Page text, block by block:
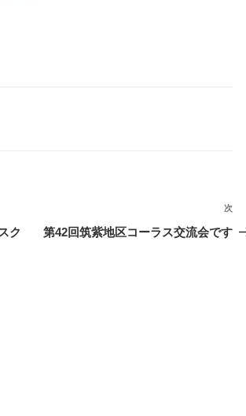
ク
次
の
次
第42回筑紫地区コーラス交流会です